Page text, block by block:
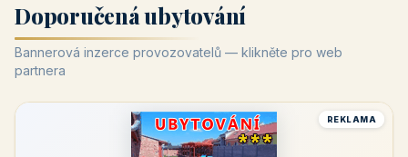
Doporučená ubytování
Bannerová inzerce provozovatelů — klikněte pro web
partnera
REKLAMA